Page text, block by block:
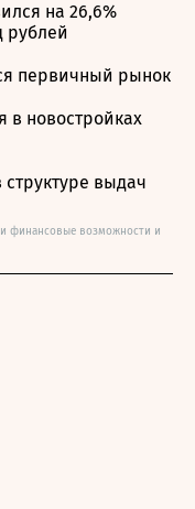
на 26,6%
рублей
первичный рынок
в новостройках
выдач
финансовые возможности и